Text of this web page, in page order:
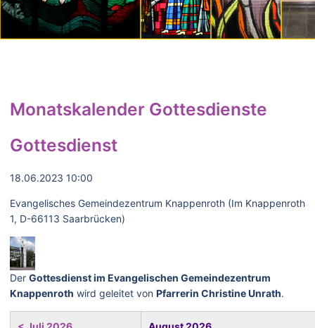
Monatskalender Gottesdienste
Gottesdienst
18.06.2023 10:00
Evangelisches Gemeindezentrum Knappenroth (Im Knappenroth
1, D-66113 Saarbrücken)
Der Gottesdienst im Evangelischen Gemeindezentrum
Knappenroth wird geleitet von Pfarrerin Christine Unrath.